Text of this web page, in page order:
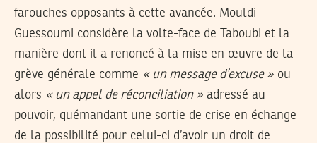
farouches opposants à cette avancée. Mouldi
Guessoumi considère la volte-face de Taboubi et la
manière dont il a renoncé à la mise en œuvre de la
grève générale comme « un message d’excuse » ou
alors « un appel de réconciliation » adressé au
pouvoir, quémandant une sortie de crise en échange
de la possibilité pour celui-ci d’avoir un droit de